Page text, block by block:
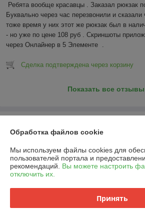
Ребята вообще красавцы . Заказал рюкзак
Буквально через час перезвонили и
тоже время у них этот же рюкзак был в
- но уже по цене 108 руб . Скриншоты
через Онлайнер в 5 Элементе  .
Сделка подтверждена через корзину
Показать все отзывы
Контакты
Доставка и оплата
Обработка файлов cookie
Мы используем файлы cookies для
пользователей портала и
рекомендаций. Вы можете настроить
отключить их.
Принять